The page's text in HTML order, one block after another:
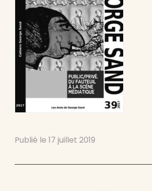
Publié le 17 juillet 2019